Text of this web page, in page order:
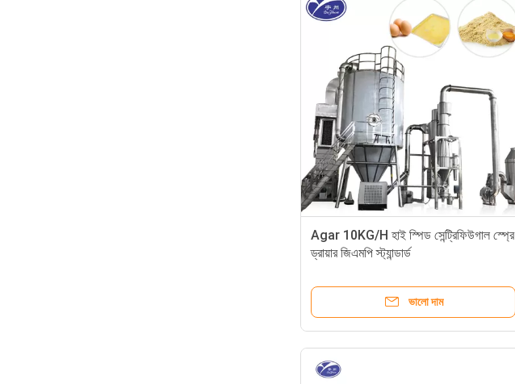
Agar 10KG/H হাই স্পিড সেন্ট্রিফিউগাল স্প্রে
ড্রায়ার জিএমপি স্ট্যান্ডার্ড
ভালো দাম